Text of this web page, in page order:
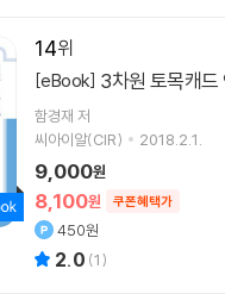
14
[eBook] 3차원 토목캐드
함경재 저
씨아이알(CIR)
2018.2.1.
8,100원 쿠폰혜택가
9,000원
450원
2.0 (1)